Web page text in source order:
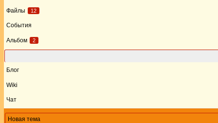
Файлы 12
События
Альбом 2
Блог
Wiki
Чат
Новая тема